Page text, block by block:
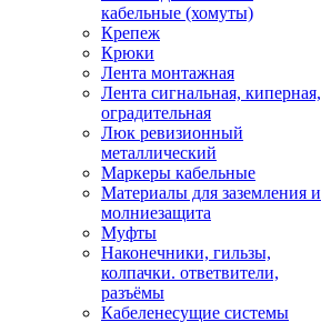
кабельные (хомуты)
Крепеж
Крюки
Лента монтажная
Лента сигнальная, киперная,
оградительная
Люк ревизионный
металлический
Маркеры кабельные
Материалы для заземления и
молниезащита
Муфты
Наконечники, гильзы,
колпачки. ответвители,
разъёмы
Кабеленесущие системы